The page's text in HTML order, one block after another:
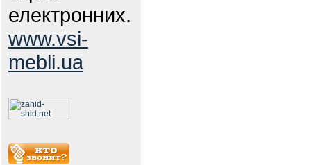
електронних.
www.vsi-
mebli.ua